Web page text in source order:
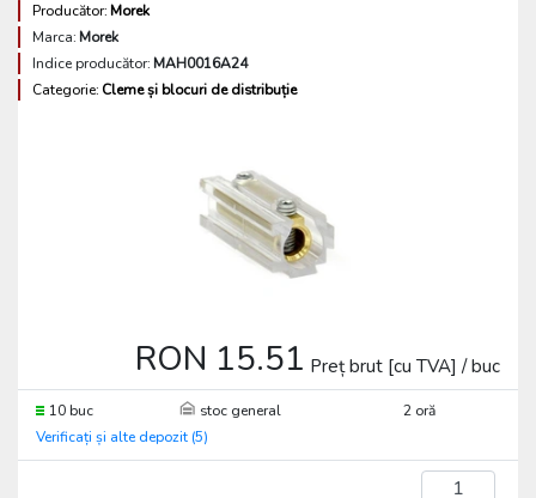
Producător:Morek
Marca:Morek
Indice producător:MAH0016A24
Categorie: Cleme și blocuri de distribuție
RON 15.51 Preț brut [cu TVA] / buc
10 buc stoc general
2 oră
Verificați și alte depozit (5)